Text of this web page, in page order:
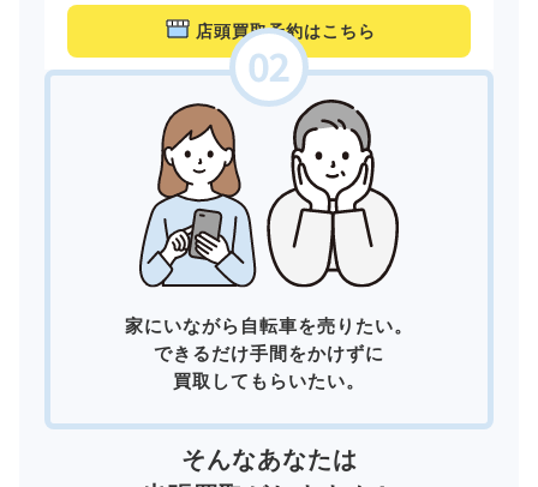
店頭買取予約はこちら
家にいながら自転車を売りたい。
できるだけ手間をかけずに
買取してもらいたい。
そんなあなたは